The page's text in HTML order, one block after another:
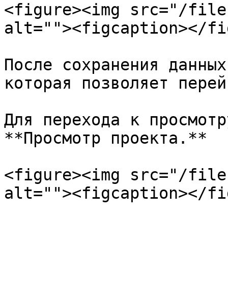
<figure><img src="/files/
alt=""><figcaption></
После сохранения
которая позволяет
Для перехода к
**Просмотр проекта.**
<figure><img src="/files/